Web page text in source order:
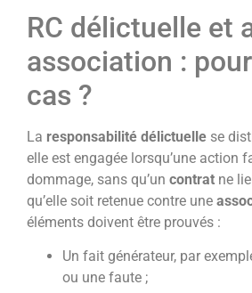
RC délictuelle et
association :
cas ?
La responsabilité délictuelle se
elle est engagée lorsqu’une action
dommage, sans qu’un contrat ne
qu’elle soit retenue contre une
éléments doivent être prouvés :
Un fait générateur, par
ou une faute ;